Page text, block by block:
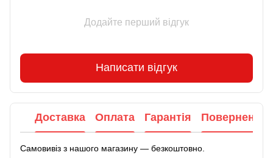
Додайте перший відгук
Написати відгук
Доставка Оплата Гарантія Повернення
Самовивіз з нашого магазину — безкоштовно.